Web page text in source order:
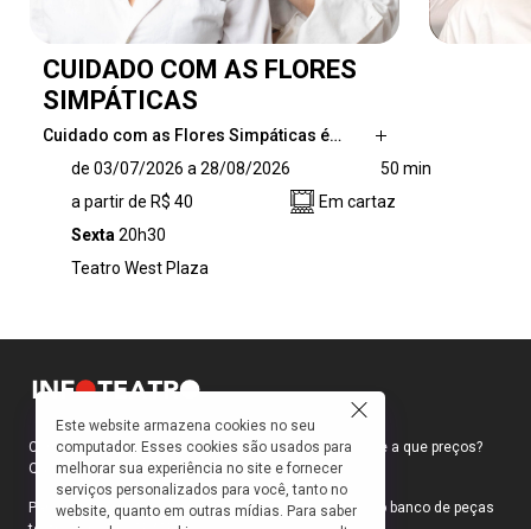
CUIDADO COM AS FLORES
SIMPÁTICAS
Cuidado com as Flores Simpáticas é…
espetáculo transmidiático que reúne três
monólogos femininos intensos e provocativos.
Entre afeto, raiva e desejo, vozes de mulheres
de 03/07/2026 a 28/08/2026
50 min
a partir de R$ 40
Em cartaz
Sexta 20h30
Teatro West Plaza
Como faço para ir ao teatro? Onde compro ingressos e a que preços?
Quais peças estão em cartaz?
Para responder a essas e outras perguntas, criamos o banco de peças
Este website armazena cookies no seu
computador. Esses cookies são usados para
melhorar sua experiência no site e fornecer
serviços personalizados para você, tanto no
website, quanto em outras mídias. Para saber